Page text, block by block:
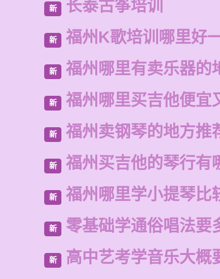
新 长泰古筝培训
新 福州K歌培训哪里好
新 福州哪里有卖乐器的
新 福州哪里买吉他便宜
新 福州卖钢琴的地方推
新 福州买吉他的琴行有
新 福州哪里学小提琴比
新 零基础学通俗唱法要
新 高中艺考学音乐大概